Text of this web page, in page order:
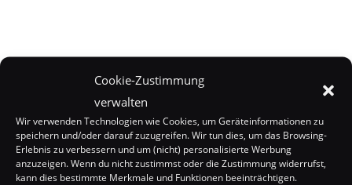
Cookie-Zustimmung
verwalten
Wir verwenden Technologien wie Cookies, um Geräteinformationen zu
speichern und/oder darauf zuzugreifen. Wir tun dies, um das Browsing-
Erlebnis zu verbessern und um (nicht) personalisierte Werbung
anzuzeigen. Wenn du nicht zustimmst oder die Zustimmung widerrufst,
kann dies bestimmte Merkmale und Funktionen beeinträchtigen.